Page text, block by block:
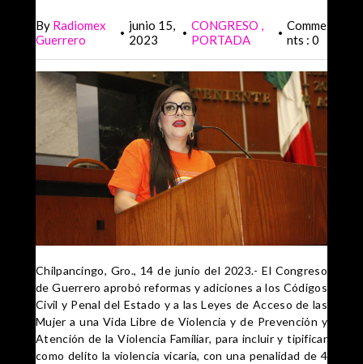
By Radiomex
Guerrero
• junio 15,
2023
• CONGRESO
PORTADA
• Comme
nts : 0
Chilpancingo, Gro., 14 de junio del 2023.- El Congreso
de Guerrero aprobó reformas y adiciones a los Códigos
Civil y Penal del Estado y a las Leyes de Acceso de las
Mujer a una Vida Libre de Violencia y de Prevención y
Atención de la Violencia Familiar, para incluir y tipificar
como delito la violencia vicaria, con una penalidad de 4